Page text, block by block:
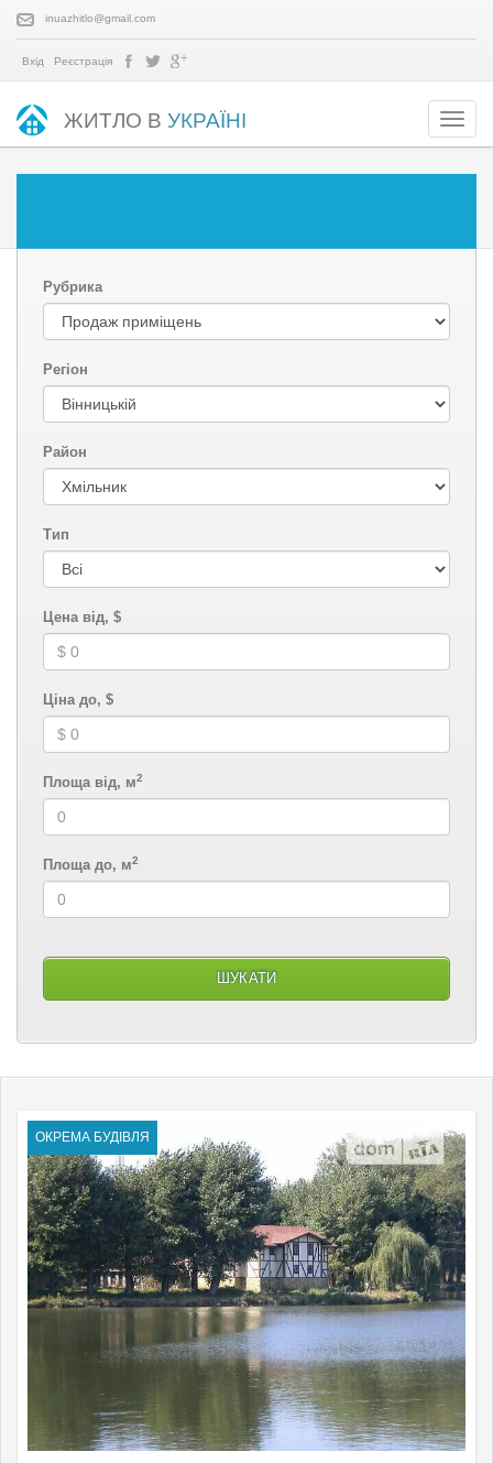
inuazhitlo@gmail.com
Вхід Реєстрація
ЖИТЛО В УКРАЇНІ
Рубрика
Регіон
Район
Тип
Цена від, $
Ціна до, $
Площа від, м2
Площа до, м2
ОКРЕМА БУДІВЛЯ